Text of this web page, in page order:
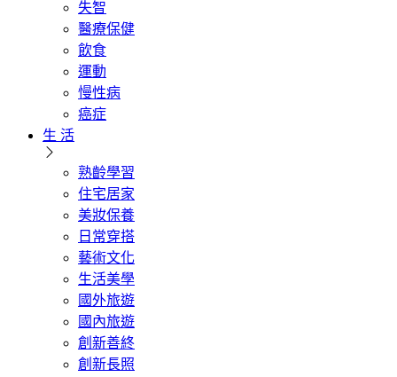
失智
醫療保健
飲食
運動
慢性病
癌症
生 活
熟齡學習
住宅居家
美妝保養
日常穿搭
藝術文化
生活美學
國外旅遊
國內旅遊
創新善終
創新長照